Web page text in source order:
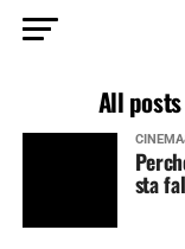
All
sta